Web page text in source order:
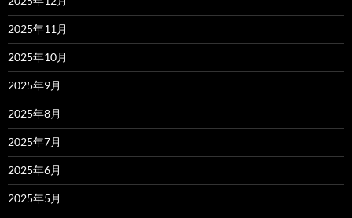
2025年11月
2025年10月
2025年9月
2025年8月
2025年7月
2025年6月
2025年5月